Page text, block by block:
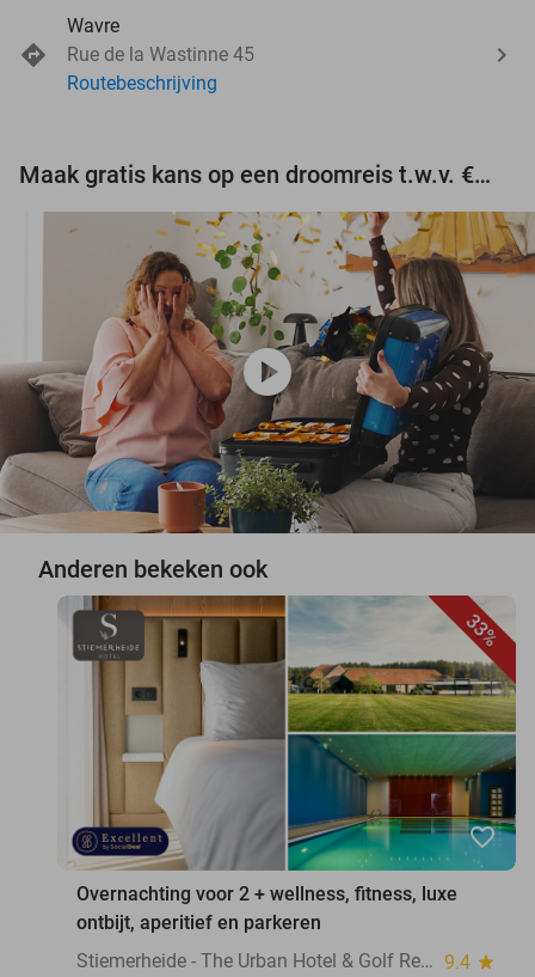
Wavre
Rue de la Wastinne 45
Routebeschrijving
Maak gratis kans op een droomreis t.w.v. €3.000!
play_circle
Anderen bekeken ook
33%
favorite_border
Overnachting voor 2 + wellness, fitness, luxe
ontbijt, aperitief en parkeren
Stiemerheide - The Urban Hotel & Golf Retreat 4 * Superior 9.4 star